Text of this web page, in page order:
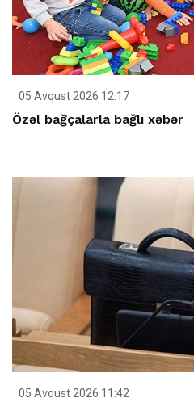
05 Avqust 2026 12:17
Özəl bağçalarla bağlı xəbər
05 Avqust 2026 11:42